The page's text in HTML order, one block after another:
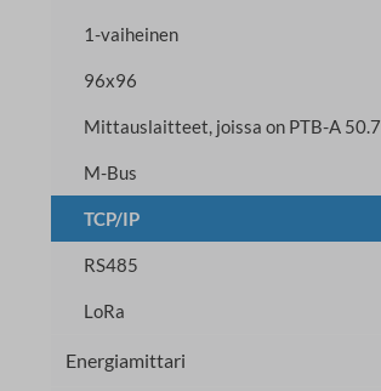
1-vaiheinen
96x96
Mittauslaitteet, joissa on PTB-A 50.7
M-Bus
TCP/IP
RS485
LoRa
Energiamittari